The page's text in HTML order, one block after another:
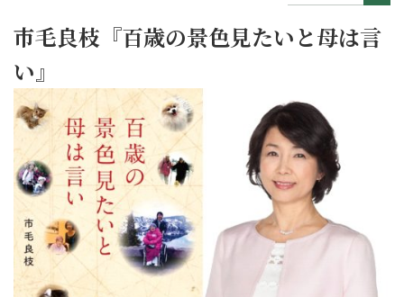
市毛良枝『百歳の景色見たいと母は言
い』